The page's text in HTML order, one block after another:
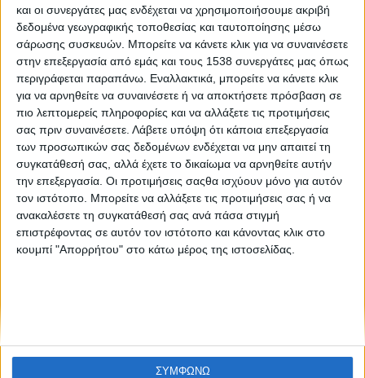
και οι συνεργάτες μας ενδέχεται να χρησιμοποιήσουμε ακριβή
δεδομένα γεωγραφικής τοποθεσίας και ταυτοποίησης μέσω
σάρωσης συσκευών. Μπορείτε να κάνετε κλικ για να συναινέσετε
στην επεξεργασία από εμάς και τους 1538 συνεργάτες μας όπως
περιγράφεται παραπάνω. Εναλλακτικά, μπορείτε να κάνετε κλικ
για να αρνηθείτε να συναινέσετε ή να αποκτήσετε πρόσβαση σε
πιο λεπτομερείς πληροφορίες και να αλλάξετε τις προτιμήσεις
σας πριν συναινέσετε. Λάβετε υπόψη ότι κάποια επεξεργασία
των προσωπικών σας δεδομένων ενδέχεται να μην απαιτεί τη
συγκατάθεσή σας, αλλά έχετε το δικαίωμα να αρνηθείτε αυτήν
την επεξεργασία. Οι προτιμήσεις σαςθα ισχύουν μόνο για αυτόν
τον ιστότοπο. Μπορείτε να αλλάξετε τις προτιμήσεις σας ή να
ανακαλέσετε τη συγκατάθεσή σας ανά πάσα στιγμή
επιστρέφοντας σε αυτόν τον ιστότοπο και κάνοντας κλικ στο
κουμπί "Απορρήτου" στο κάτω μέρος της ιστοσελίδας.
ΣΥΜΦΩΝΩ
Η πραγματική κατάσταση της ελληνικής αγοράς
εργασίας
None feed
CONNECT
NEWSLETTER